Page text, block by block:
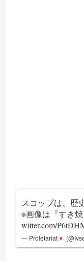
スコップは、歴
※画像は『すき
witter.com/
— Proletariat